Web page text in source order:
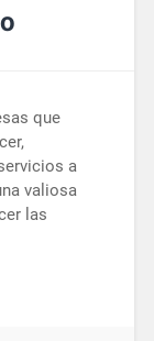
que
a
valiosa
las